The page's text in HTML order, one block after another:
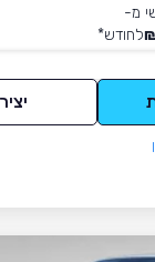
מ-
לחודש*